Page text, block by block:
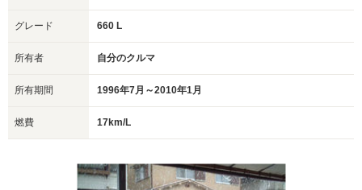
グレード 660 L
所有者 自分のクルマ
所有期間 1996年7月～2010年1月
燃費 17km/L